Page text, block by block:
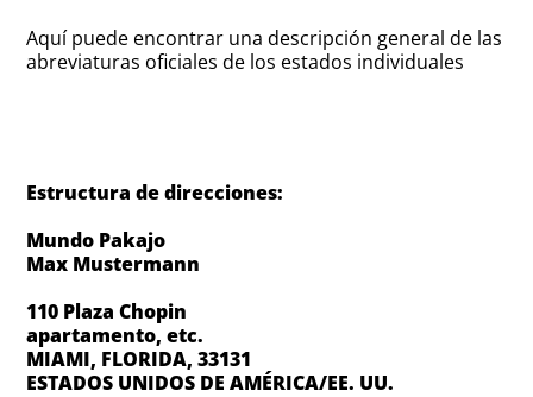
Aquí puede encontrar una descripción general de las
abreviaturas oficiales de los estados individuales
Estructura de direcciones:
Mundo Pakajo
Max Mustermann
110 Plaza Chopin
apartamento, etc.
MIAMI, FLORIDA, 33131
ESTADOS UNIDOS DE AMÉRICA/EE. UU.